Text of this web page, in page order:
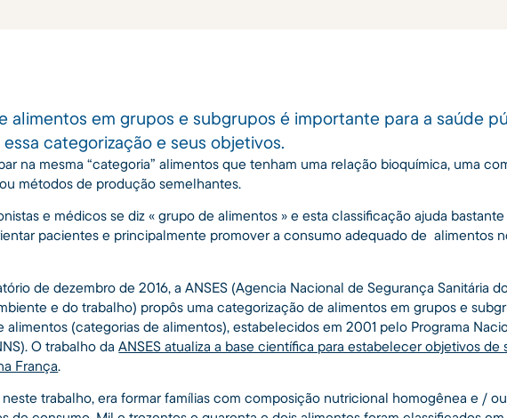
alimentos em grupos e subgrupos é importante para a saúde
categorização e seus objetivos.
na mesma “categoria” alimentos que tenham uma relação bioquímica, uma
métodos de produção semelhantes.
e médicos se diz « grupo de alimentos » e esta classificação ajuda bastante
pacientes e principalmente promover a consumo adequado de alimentos
de dezembro de 2016, a ANSES (Agencia Nacional de Segurança Sanitária
e do trabalho) propôs uma categorização de alimentos em grupos e
alimentos (categorias de alimentos), estabelecidos em 2001 pelo Programa
O trabalho daANSES atualiza a base científica para estabelecer objetivos de
França.
neste trabalho, era formar famílias com composição nutricional homogênea e / ou